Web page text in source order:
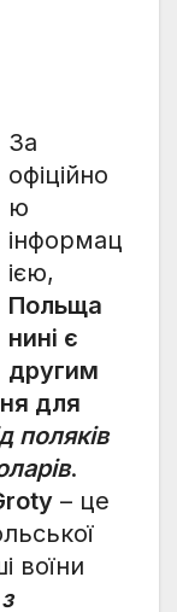
За
офіційно
ю
інформац
ією,
Польща
нині є
другим
для
поляків
.
– це
воїни